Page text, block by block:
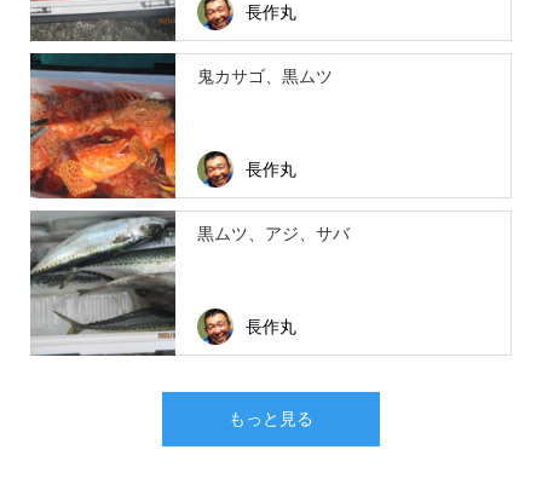
長作丸
鬼カサゴ、黒ムツ
長作丸
黒ムツ、アジ、サバ
長作丸
もっと見る